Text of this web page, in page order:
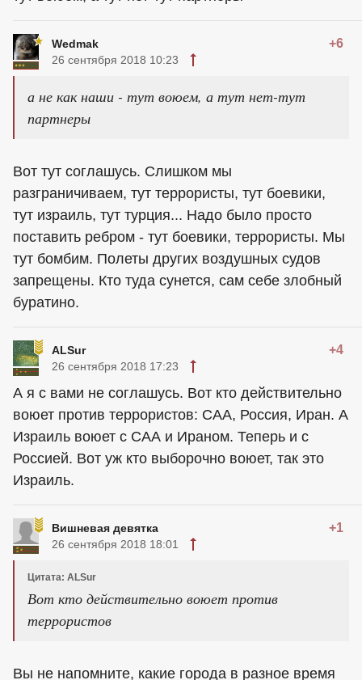
Wedmak +6
26 сентября 2018 10:23
а не как наши - тут воюем, а тут нет-тут
партнеры
Вот тут соглашусь. Слишком мы
разграничиваем, тут террористы, тут боевики,
тут израиль, тут турция... Надо было просто
поставить ребром - тут боевики, террористы. Мы
тут бомбим. Полеты других воздушных судов
запрещены. Кто туда сунется, сам себе злобный
буратино.
ALSur +4
26 сентября 2018 17:23
А я с вами не соглашусь. Вот кто действительно
воюет против террористов: САА, Россия, Иран. А
Израиль воюет с САА и Ираном. Теперь и с
Россией. Вот уж кто выборочно воюет, так это
Израиль.
Вишневая девятка +1
26 сентября 2018 18:01
Цитата: ALSur
Вот кто действительно воюет против
террористов
Вы не напомните, какие города в разное время